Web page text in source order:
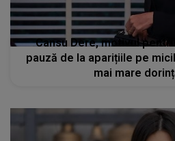
Cansu Dere, motivul
pauză de la aparițiile pe
mai mare